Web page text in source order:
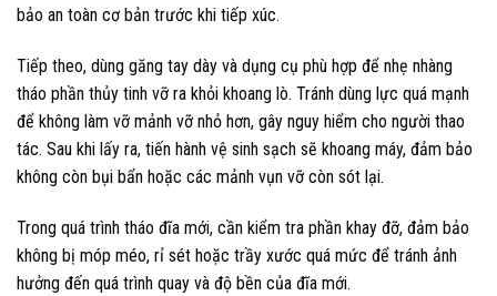
bảo an toàn cơ bản trước khi tiếp xúc.
Tiếp theo, dùng găng tay dày và dụng cụ phù hợp để nhẹ nhàng
tháo phần thủy tinh vỡ ra khỏi khoang lò. Tránh dùng lực quá mạnh
để không làm vỡ mảnh vỡ nhỏ hơn, gây nguy hiểm cho người thao
tác. Sau khi lấy ra, tiến hành vệ sinh sạch sẽ khoang máy, đảm bảo
không còn bụi bẩn hoặc các mảnh vụn vỡ còn sót lại.
Trong quá trình tháo đĩa mới, cần kiểm tra phần khay đỡ, đảm bảo
không bị móp méo, rỉ sét hoặc trầy xước quá mức để tránh ảnh
hưởng đến quá trình quay và độ bền của đĩa mới.